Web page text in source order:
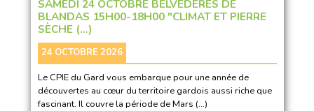
SAMEDI 24 OCTOBRE BELVÉDÈRES DE
BLANDAS 15H00-18H00 "CLIMAT ET PIERRE
SÈCHE (…)
24 OCTOBRE 2026
Le CPIE du Gard vous embarque pour une année de
découvertes au cœur du territoire gardois aussi riche que
fascinant. Il couvre la période de Mars (…)